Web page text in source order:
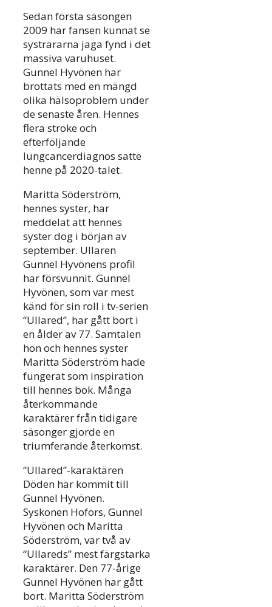
Sedan första säsongen
2009 har fansen kunnat se
systrararna jaga fynd i det
massiva varuhuset.
Gunnel Hyvönen har
brottats med en mängd
olika hälsoproblem under
de senaste åren. Hennes
flera stroke och
efterföljande
lungcancerdiagnos satte
henne på 2020-talet.
Maritta Söderström,
hennes syster, har
meddelat att hennes
syster dog i början av
september. Ullaren
Gunnel Hyvönens profil
har försvunnit. Gunnel
Hyvönen, som var mest
känd för sin roll i tv-serien
“Ullared”, har gått bort i
en ålder av 77. Samtalen
hon och hennes syster
Maritta Söderström hade
fungerat som inspiration
till hennes bok. Många
återkommande
karaktärer från tidigare
säsonger gjorde en
triumferande återkomst.
“Ullared”-karaktären
Döden har kommit till
Gunnel Hyvönen.
Syskonen Hofors, Gunnel
Hyvönen och Maritta
Söderström, var två av
“Ullareds” mest färgstarka
karaktärer. Den 77-årige
Gunnel Hyvönen har gått
bort. Maritta Söderström